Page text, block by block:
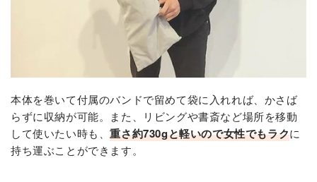
本体を巻いて付属のバンドで留めて袋に入れれば、かさば
らずに収納が可能。また、リビングや書斎など場所を移動
して使いたい時も、重さ約730gと軽いので女性でもラクに
持ち運ぶことができます。